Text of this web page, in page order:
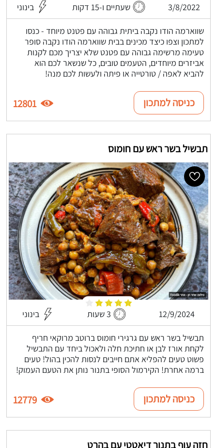
3/8/2022 שעתיים ו-15 דקות בינוני
שווארמה הודו נקבה ביתית גבוהה עם פטנט מיוחד - כנסו
למתכון וצפו כיצד מכינים בבית שווארמה הודו נקבה סופר
טעימה מרשימה גבוהה עם פטנט שלא יצריך מכם לקנות
אביזרים מיוחדים, הטעמים טובים, כל שנשאר לכם הוא
להביא לאפה / טורטייה או פיתה ולעשות לכם מנה!
כניסה למתכון 12801
תבשיל בשר ראש עם חומוס
12/9/2024 3 שעות בינוני
תבשיל בשר ראש עם גרגירי חומוס ברוטב מרוקאי חריף
לקחת אורז לבן או חתיכת חלה ולאכול ביחד עם התבשיל
פשוט טעים להפליא אתם חייבים לנסות להכין בהול! טעים
ברמה אחרת! הקירמול הסופי בתנור נותן את הטעם העמוק!
כניסה למתכון 12779
חזה עוף בתנור דיאטטי עם בהרט